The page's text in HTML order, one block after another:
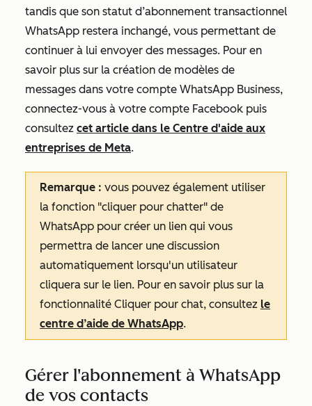
tandis que son statut d’abonnement transactionnel
WhatsApp restera inchangé, vous permettant de
continuer à lui envoyer des messages. Pour en
savoir plus sur la création de modèles de
messages dans votre compte WhatsApp Business,
connectez-vous à votre compte Facebook puis
consultez cet article dans le Centre d'aide aux
entreprises de Meta.
Remarque : vous pouvez également utiliser
la fonction "cliquer pour chatter" de
WhatsApp pour créer un lien qui vous
permettra de lancer une discussion
automatiquement lorsqu'un utilisateur
cliquera sur le lien. Pour en savoir plus sur la
fonctionnalité Cliquer pour chat, consultez le
centre d’aide de WhatsApp.
Gérer l'abonnement à WhatsApp
de vos contacts